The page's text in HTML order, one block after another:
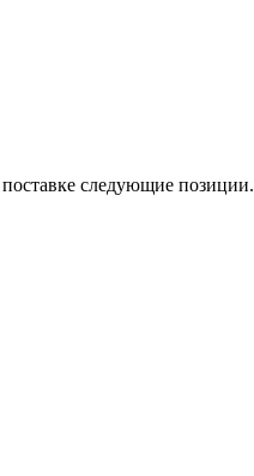
поставке следующие позиции.